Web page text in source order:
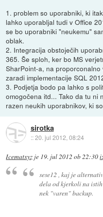
1. problem so uporabniki, ki
lahko uporabljal tudi v Office
se bo uporabniki "neukemu"
oblak.
2. Integracija obstoječih
365. Še sploh, ker bo MS
SharPoint-a, na
zaradi implementacije SQL
3. Podjetja bodo pa lahko s
omogočena itd... Tako da tu ni
razen neukih uporabnikov, ki
sirotka
::20. jul 2012, 08:24
Icematxyz je 19. jul 2012 ob 22:30
sese12 , kaj je
dela od kjerkoli na
nek "varen" backup.